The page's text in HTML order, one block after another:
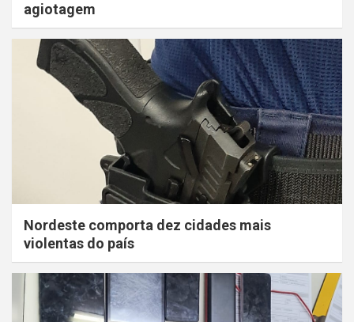
agiotagem
Nordeste comporta dez cidades mais
violentas do país